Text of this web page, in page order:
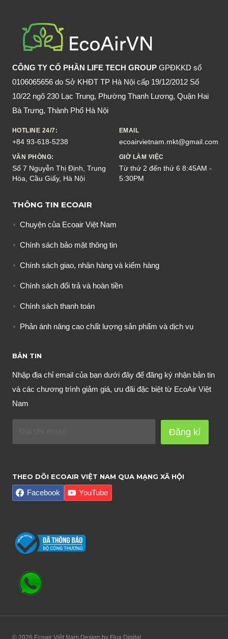
CÔNG TY CỔ PHẦN LIFE TECH GROUP GPĐKKD số
0106065656 do Sở KHĐT TP Hà Nội cấp 19/12/2012 Số
10/22 ngõ 230 Lạc Trung, Phường Thanh Lương, Quận Hai
Bà Trưng, Thành Phố Hà Nội
HOTLINE 24/7:
+84 93-618-5238
EMAIL
ecoairvietnam.mkt@gmail.com
VĂN PHÒNG:
Số 7 Nguyễn Thị Định, Trung
Hòa, Cầu Giấy, Hà Nội
GIỜ LÀM VIỆC
Từ thứ 2 đến thứ 6 8:45AM -
5:30PM
THÔNG TIN ECOAIR
Chuyện của Ecoair Việt Nam
Chính sách bảo mật thông tin
Chính sách giao, nhận hàng và kiểm hàng
Chính sách đổi trả và hoàn tiền
Chính sách thanh toán
Phản ánh nâng cao chất lượng sản phẩm và dịch vụ
BẢN TIN
Nhập địa chỉ email của bạn dưới đây để đăng ký nhận bản tin
và các chương trình giảm giá, ưu đãi đặc biệt từ EcoAir Việt
Nam
Đăng kí
THEO DÕI ECOAIR VIỆT NAM QUA MẠNG XÃ HỘI
Facebook YouTube
© 2026 Ecoair Việt Nam Design by Flux Digital